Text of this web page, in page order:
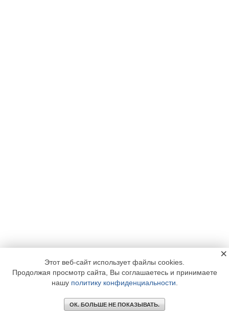
Этот веб-сайт использует файлы cookies.
Продолжая просмотр сайта, Вы соглашаетесь и принимаете
нашу политику конфиденциальности
ОК. БОЛЬШЕ НЕ ПОКАЗЫВАТЬ.
×